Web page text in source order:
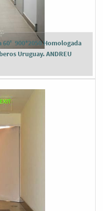
60' 900*2050 Homologada
Uruguay. ANDREU